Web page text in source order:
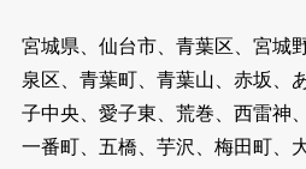
宮城県、仙台市、青葉区、宮城
泉区、青葉町、青葉山、赤坂、
子中央、愛子東、荒巻、西雷神
一番町、五橋、芋沢、梅田町、